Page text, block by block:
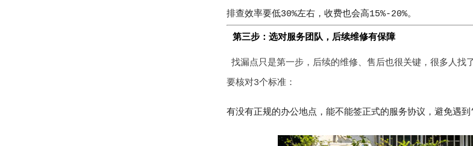
排查效率要低30%左右，收费也会高15%-20%。
第三步：选对服务团队，后续维修有保障
找漏点只是第一步，后续的维修、售后也很关键，很多人找
要核对3个标准：
有没有正规的办公地点，能不能签正式的服务协议，避免遇